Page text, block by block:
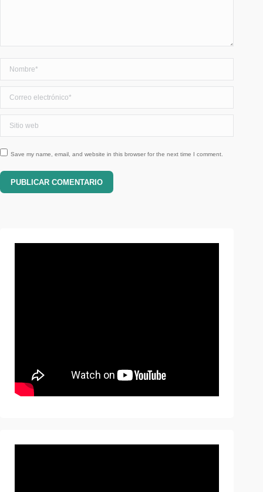
Save my name, email, and website in this browser for the next time I comment.
PUBLICAR COMENTARIO